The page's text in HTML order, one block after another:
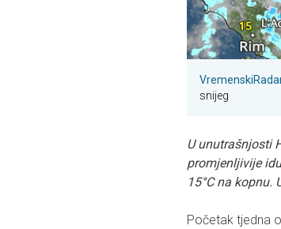
snijeg
U unutrašnjosti
promjenljivije
15°C na kopnu.
Početak tjedna